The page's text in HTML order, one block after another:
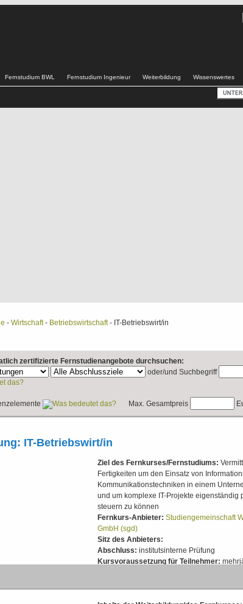
Fernstudium BWL Fernstudium Ingenieur Weiterbildung Wissenswertes
- Wirtschaft- Betriebswirtschaft- IT-Betriebswirt/in
zertifizierte Fernstudienangebote durchsuchen:
oder/und Suchbegriff
Max. Gesamtpreis
IT-Betriebswirt/in
Ziel des Fernkurses/Fernstudiums:
Fertigkeiten um den Einsatz von
Kommunikationstechniken in einem
und um komplexe IT-Projekte eigenständig
steuern zu können
Fernkurs-Anbieter: Studiengemeinschaft
GmbH (sgd)
Sitz des Anbieters:
Abschluss: institutsinterne Prüfung
Kursvoraussetzung für Teilnehmer: